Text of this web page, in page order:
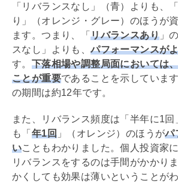
「リバランスなし」（青）よりも、
り」（オレンジ・グレー）のほうが
ます。つまり、「リバランスあり 」
スなし」よりも、パフォーマンスが
す。 下落相場や調整局面においては
ことが重要であることを示していま
の期間は約12年です。
また、リバランス頻度は「半年に1回
も「 年1回 」（オレンジ）のほうがパ
いこともわかりました。個人投資家
リバランスをするのは手間がかかり
かくしても効果は薄いということが